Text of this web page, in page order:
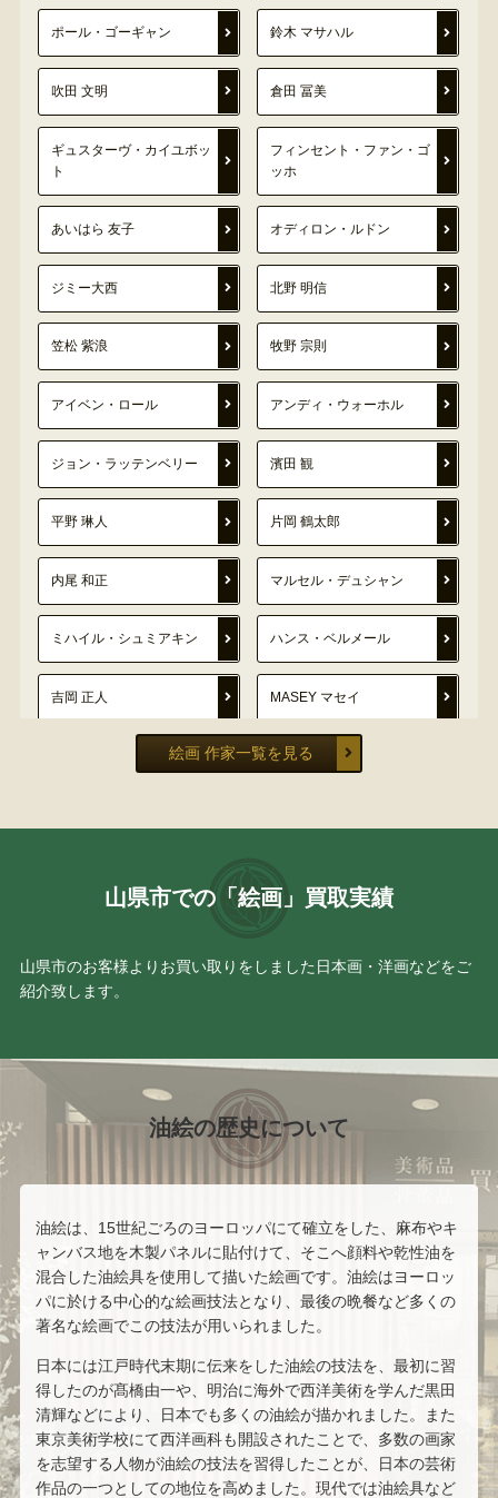
ポール・ゴーギャン 鈴木 マサハル
吹田 文明 倉田 冨美
ギュスターヴ・カイユボッ
ト
フィンセント・ファン・ゴ
ッホ
あいはら 友子 オディロン・ルドン
ジミー大西 北野 明信
笠松 紫浪 牧野 宗則
アイベン・ロール アンディ・ウォーホル
ジョン・ラッテンベリー 濱田 観
平野 琳人 片岡 鶴太郎
内尾 和正 マルセル・デュシャン
ミハイル・シュミアキン ハンス・ベルメール
吉岡 正人 MASEY マセイ
ロメロ・ブリット
北田 稔
デビッド・タトウィラー ジョン・アルフォーグ
鶴田憲次
上田勝也 関 拓司
志賀 直哉 田川 憲
卯野 和宏 東洲斎 写楽
鳥文斎 栄之 菱川 師宣
絵画 作家一覧を見る
山県市での「絵画」買取実績
山県市のお客様よりお買い取りをしました日本画・洋画などをご
紹介致します。
油絵の歴史について
油絵は、15世紀ごろのヨーロッパにて確立をした、麻布やキ
ャンバス地を木製パネルに貼付けて、そこへ顔料や乾性油を
混合した油絵具を使用して描いた絵画です。油絵はヨーロッ
パに於ける中心的な絵画技法となり、最後の晩餐など多くの
著名な絵画でこの技法が用いられました。
日本には江戸時代末期に伝来をした油絵の技法を、最初に習
得したのが髙橋由一や、明治に海外で西洋美術を学んだ黒田
清輝などにより、日本でも多くの油絵が描かれました。また
東京美術学校にて西洋画科も開設されたことで、多数の画家
を志望する人物が油絵の技法を習得したことが、日本の芸術
作品の一つとしての地位を高めました。現代では油絵具など